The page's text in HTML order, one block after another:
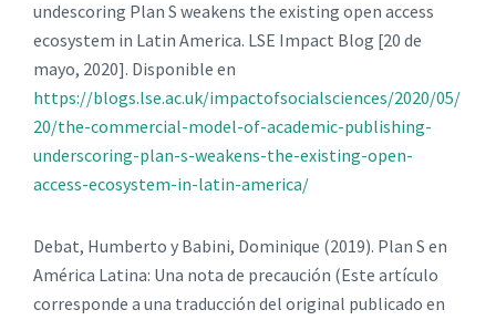
undescoring Plan S weakens the existing open access
ecosystem in Latin America. LSE Impact Blog [20 de
mayo, 2020]. Disponible en
https://blogs.lse.ac.uk/impactofsocialsciences/2020/05/
20/the-commercial-model-of-academic-publishing-
underscoring-plan-s-weakens-the-existing-open-
access-ecosystem-in-latin-america/
Debat, Humberto y Babini, Dominique (2019). Plan S en
América Latina: Una nota de precaución (Este artículo
corresponde a una traducción del original publicado en